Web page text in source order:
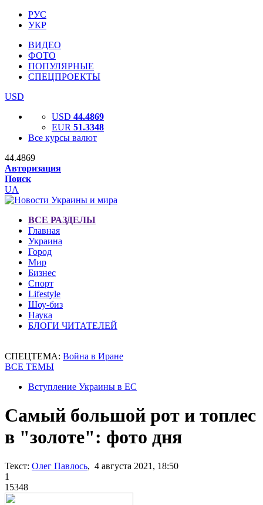
РУС
УКР
ВИДЕО
ФОТО
ПОПУЛЯРНЫЕ
СПЕЦПРОЕКТЫ
USD
USD 44.4869
EUR 51.3348
Все курсы валют
44.4869
Авторизация
Поиск
UA
ВСЕ РАЗДЕЛЫ
Главная
Украина
Город
Мир
Бизнес
Спорт
Lifestyle
Шоу-биз
Наука
БЛОГИ ЧИТАТЕЛЕЙ
СПЕЦТЕМА: Война в Иране
ВСЕ ТЕМЫ
Вступление Украины в ЕС
Самый большой рот и топлес
в "золоте": фото дня
Текст: Олег Павлось, 4 августа 2021, 18:50
1
15348